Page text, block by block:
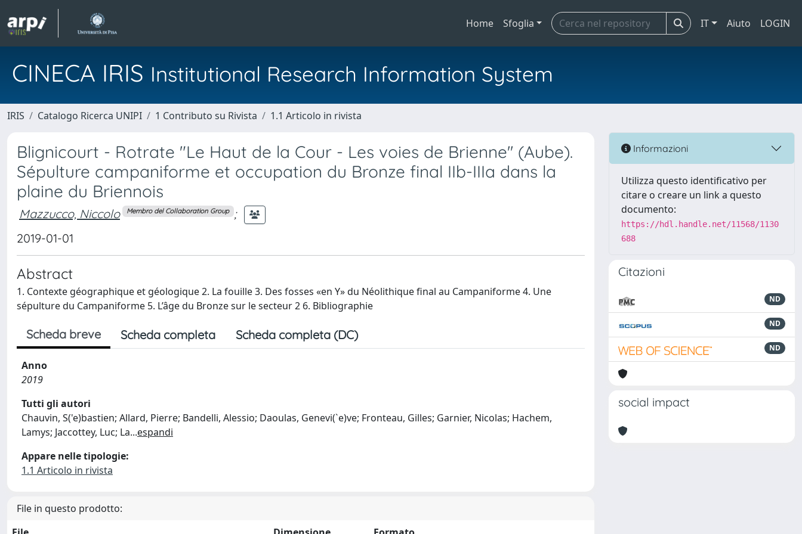
Home Sfoglia IT Aiuto LOGIN
CINECA IRIS Institutional Research Information System
IRIS Catalogo Ricerca UNIPI 1 Contributo su Rivista 1.1 Articolo in rivista
Blignicourt - Rotrate "Le Haut de la Cour - Les voies de Brienne'' (Aube).
Sépulture campaniforme et occupation du Bronze final IIb-IIIa dans la
plaine du Briennois
Mazzucco, Niccolo Membro del Collaboration Group ;
2019-01-01
Abstract
1. Contexte géographique et géologique 2. La fouille 3. Des fosses «en Y» du Néolithique final au Campaniforme 4. Une
sépulture du Campaniforme 5. L’âge du Bronze sur le secteur 2 6. Bibliographie
Scheda breve Scheda completa Scheda completa (DC)
Anno
2019
Tutti gli autori
Chauvin, S('e)bastien; Allard, Pierre; Bandelli, Alessio; Daoulas, Genevi(`e)ve; Fronteau, Gilles; Garnier, Nicolas; Hachem,
Lamys; Jaccottey, Luc; La...espandi
Appare nelle tipologie:
1.1 Articolo in rivista
File in questo prodotto:
Informazioni
Utilizza questo identificativo per
citare o creare un link a questo
documento:
https://hdl.handle.net/11568/1130
688
Citazioni
ND
ND
ND
social impact